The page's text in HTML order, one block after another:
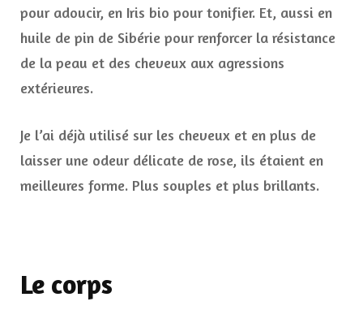
pour adoucir, en Iris bio pour tonifier. Et, aussi en
huile de pin de Sibérie pour renforcer la résistance
de la peau et des cheveux aux agressions
extérieures.
Je l’ai déjà utilisé sur les cheveux et en plus de
laisser une odeur délicate de rose, ils étaient en
meilleures forme. Plus souples et plus brillants.
Le corps